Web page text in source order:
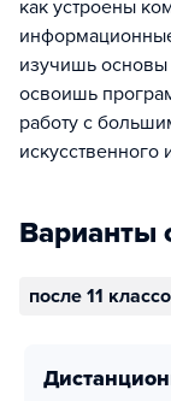
как устроены
изучишь основы
освоишь
работу с
искусственного
Варианты
после 11